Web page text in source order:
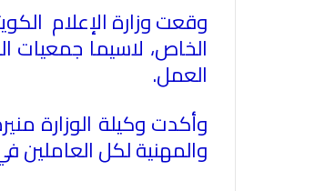
وقعت وزارة الإعلام
الخاص، لاسيما جمعيات
العمل.
وأكدت وكيلة الوزارة
والمهنية لكل العاملين